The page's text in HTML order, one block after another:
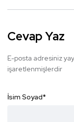
Cevap Yaz
E-posta adresiniz
işaretlenmişlerdir
İsim Soyad*